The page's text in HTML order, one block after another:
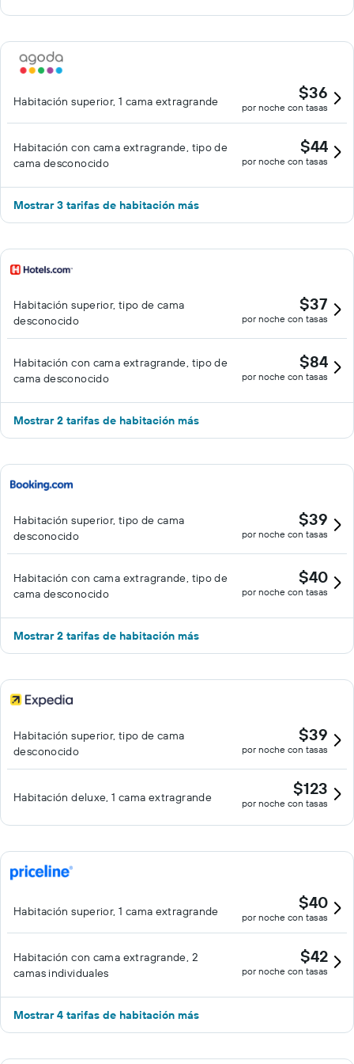
Habitación superior, 1 cama extragrande $36
por noche con tasas
Habitación con cama extragrande, tipo de
cama desconocido
$44
por noche con tasas
Mostrar 3 tarifas de habitación más
Habitación superior, tipo de cama
desconocido
$37
por noche con tasas
Habitación con cama extragrande, tipo de
cama desconocido
$84
por noche con tasas
Mostrar 2 tarifas de habitación más
Habitación superior, tipo de cama
desconocido
$39
por noche con tasas
Habitación con cama extragrande, tipo de
cama desconocido
$40
por noche con tasas
Mostrar 2 tarifas de habitación más
Habitación superior, tipo de cama
desconocido
$39
por noche con tasas
Habitación deluxe, 1 cama extragrande $123
por noche con tasas
Habitación superior, 1 cama extragrande $40
por noche con tasas
Habitación con cama extragrande, 2
camas individuales
$42
por noche con tasas
Mostrar 4 tarifas de habitación más